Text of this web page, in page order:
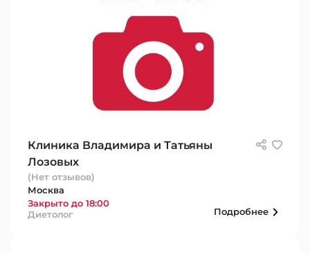
Клиника Владимира и Татьяны
Лозовых
(Нет отзывов)
Москва
Закрыто до 18:00
Диетолог
Подробнее